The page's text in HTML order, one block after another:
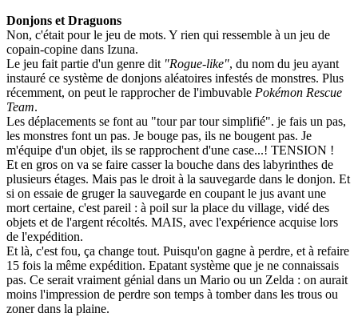
Donjons et Draguons
Non, c'était pour le jeu de mots. Y rien qui ressemble à un jeu de
copain-copine dans Izuna.
Le jeu fait partie d'un genre dit "Rogue-like", du nom du jeu ayant
instauré ce système de donjons aléatoires infestés de monstres. Plus
récemment, on peut le rapprocher de l'imbuvable Pokémon Rescue
Team.
Les déplacements se font au "tour par tour simplifié". je fais un pas,
les monstres font un pas. Je bouge pas, ils ne bougent pas. Je
m'équipe d'un objet, ils se rapprochent d'une case...! TENSION !
Et en gros on va se faire casser la bouche dans des labyrinthes de
plusieurs étages. Mais pas le droit à la sauvegarde dans le donjon. Et
si on essaie de gruger la sauvegarde en coupant le jus avant une
mort certaine, c'est pareil : à poil sur la place du village, vidé des
objets et de l'argent récoltés. MAIS, avec l'expérience acquise lors
de l'expédition.
Et là, c'est fou, ça change tout. Puisqu'on gagne à perdre, et à refaire
15 fois la même expédition. Epatant système que je ne connaissais
pas. Ce serait vraiment génial dans un Mario ou un Zelda : on aurait
moins l'impression de perdre son temps à tomber dans les trous ou
zoner dans la plaine.